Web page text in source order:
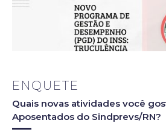
ENQUETE
Quais novas atividades você
Aposentados do Sindprevs/RN?